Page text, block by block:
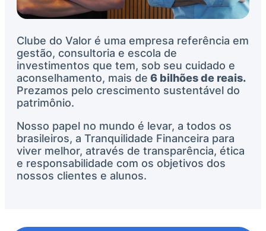
Clube do Valor é uma empresa referência em
gestão, consultoria e escola de
investimentos que tem, sob seu cuidado e
aconselhamento, mais de 6 bilhõesde reais.
Prezamos pelo crescimento sustentável do
patrimônio.
Nosso papel no mundo é levar, a todos os
brasileiros, a Tranquilidade Financeira para
viver melhor, através de transparência, ética
e responsabilidade com os objetivos dos
nossos clientes e alunos.